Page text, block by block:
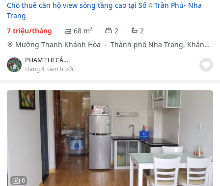
Cho thuê căn hộ view sông tầng cao tại Số 4 Trần Phú- Nha
Trang
7 triệu/tháng
68 m² 2
2
Mường Thanh Khánh Hòa
Thành phố Nha Trang, Khánh
PHẠM THỊ CẨM SANG
Đăng 4 năm trước
6